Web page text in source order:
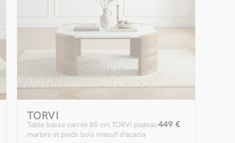
TORVI
Table basse carrée 85 cm TORVI plateau
marbre et pieds bois massif d'acacia
449 €